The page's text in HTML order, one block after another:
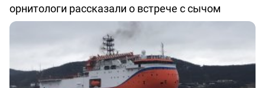
орнитологи рассказали о встрече с сычом